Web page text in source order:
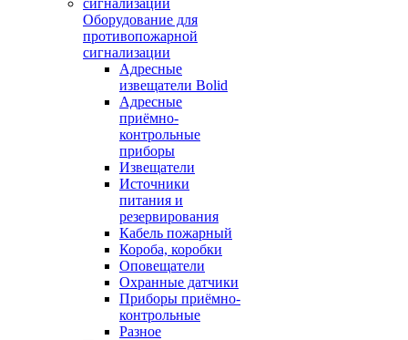
Оборудование для
противопожарной
сигнализации
Адресные
извещатели Bolid
Адресные
приёмно-
контрольные
приборы
Извещатели
Источники
питания и
резервирования
Кабель пожарный
Короба, коробки
Оповещатели
Охранные датчики
Приборы приёмно-
контрольные
Разное